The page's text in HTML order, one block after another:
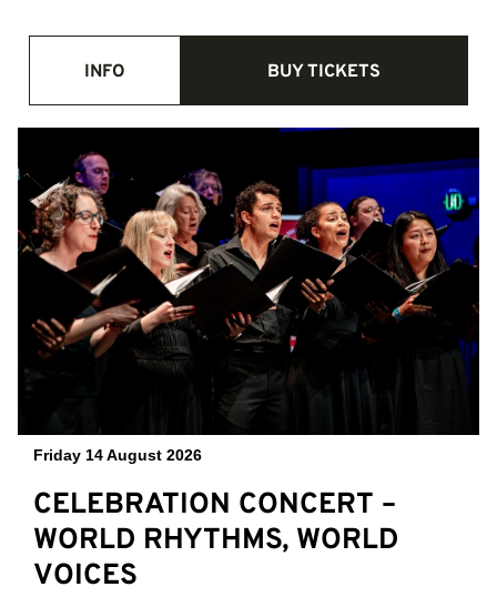
INFO BUY TICKETS
Friday 14 August 2026
CELEBRATION CONCERT –
WORLD RHYTHMS, WORLD
VOICES